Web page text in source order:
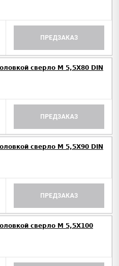
ПРЕДЗАКАЗ
сверло М 5,5Х80 DIN
ПРЕДЗАКАЗ
сверло М 5,5Х90 DIN
ПРЕДЗАКАЗ
сверло М 5,5Х100